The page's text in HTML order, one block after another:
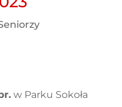
w Parku Sokoła